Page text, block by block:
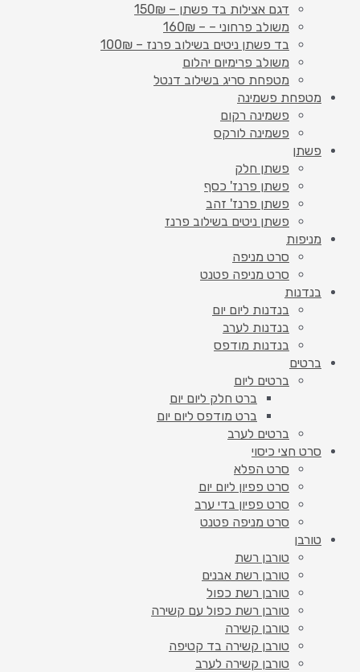
דגם אצילות בד פשתן – 150₪
משולב פרחוני – – 160₪
בד פשתן ניטים בשילוב פרנז – 100₪
משולב פרימיום יהלום
מטפחת סריג בשילוב דנטל
מטפחת פשמינה
פשמינה רקום
פשמינה לורקס
פשתן
פשתן חלק
פשתן פרנז' כסף
פשתן פרנז' זהב
פשתן ניטים בשילוב פרנז
מניפות
סרט מניפה
סרט מניפה פטנט
בנדנות
בנדנות ליום יום
בנדנות לערב
בנדנות מודפס
ברטים
ברטים ליום
ברט חלק ליום יום
ברט מודפס ליום יום
ברטים לערב
סרט חצי כיסוי
סרט הפלא
סרט פפיון ליום יום
סרט פפיון בדי ערב
סרט מניפה פטנט
טורבן
טורבן רשת
טורבן רשת אבנים
טורבן רשת כפול
טורבן רשת כפול עם קשירה
טורבן קשירה
טורבן קשירה בד קטיפה
טורבן קשירה לערב